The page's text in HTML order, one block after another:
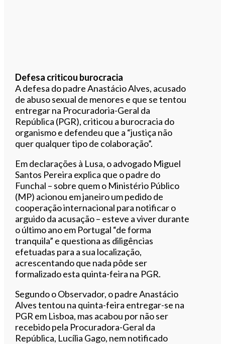
Defesa criticou burocracia
A defesa do padre Anastácio Alves, acusado
de abuso sexual de menores e que se tentou
entregar na Procuradoria-Geral da
República (PGR), criticou a burocracia do
organismo e defendeu que a “justiça não
quer qualquer tipo de colaboração”.
Em declarações à Lusa, o advogado Miguel
Santos Pereira explica que o padre do
Funchal – sobre quem o Ministério Público
(MP) acionou em janeiro um pedido de
cooperação internacional para notificar o
arguido da acusação – esteve a viver durante
o último ano em Portugal “de forma
tranquila” e questiona as diligências
efetuadas para a sua localização,
acrescentando que nada pôde ser
formalizado esta quinta-feira na PGR.
Segundo o Observador, o padre Anastácio
Alves tentou na quinta-feira entregar-se na
PGR em Lisboa, mas acabou por não ser
recebido pela Procuradora-Geral da
República, Lucília Gago, nem notificado